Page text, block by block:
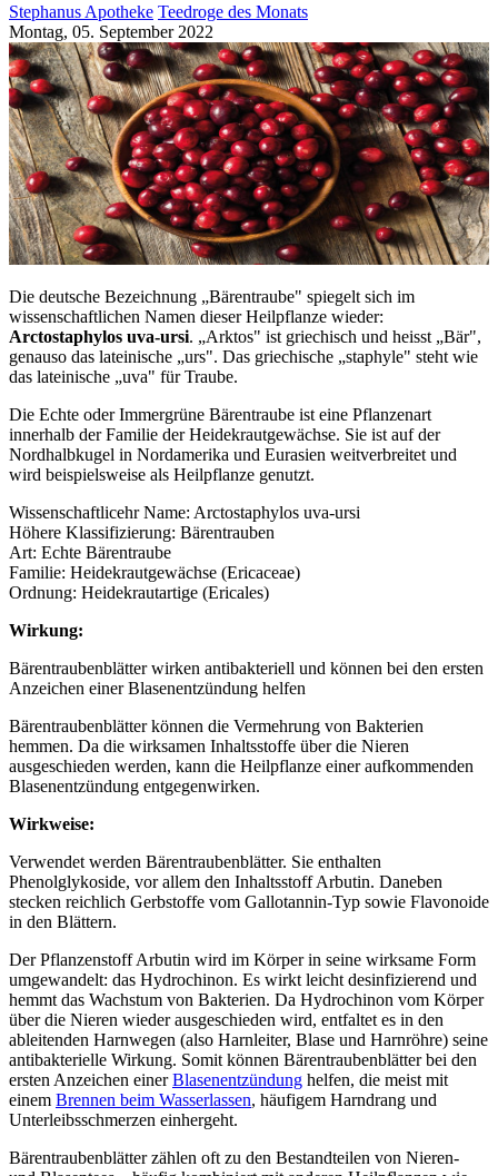
Stephanus Apotheke Teedroge des Monats
Montag, 05. September 2022
Die deutsche Bezeichnung „Bärentraube" spiegelt sich im
wissenschaftlichen Namen dieser Heilpflanze wieder:
Arctostaphylos uva-ursi. „Arktos" ist griechisch und heisst „Bär",
genauso das lateinische „urs". Das griechische „staphyle" steht wie
das lateinische „uva" für Traube.
Die Echte oder Immergrüne Bärentraube ist eine Pflanzenart
innerhalb der Familie der Heidekrautgewächse. Sie ist auf der
Nordhalbkugel in Nordamerika und Eurasien weitverbreitet und
wird beispielsweise als Heilpflanze genutzt.
Wissenschaftlicehr Name: Arctostaphylos uva-ursi
Höhere Klassifizierung: Bärentrauben
Art: Echte Bärentraube
Familie: Heidekrautgewächse (Ericaceae)
Ordnung: Heidekrautartige (Ericales)
Wirkung:
Bärentraubenblätter wirken antibakteriell und können bei den ersten
Anzeichen einer Blasenentzündung helfen
Bärentraubenblätter können die Vermehrung von Bakterien
hemmen. Da die wirksamen Inhaltsstoffe über die Nieren
ausgeschieden werden, kann die Heilpflanze einer aufkommenden
Blasenentzündung entgegenwirken.
Wirkweise:
Verwendet werden Bärentraubenblätter. Sie enthalten
Phenolglykoside, vor allem den Inhaltsstoff Arbutin. Daneben
stecken reichlich Gerbstoffe vom Gallotannin-Typ sowie Flavonoide
in den Blättern.
Der Pflanzenstoff Arbutin wird im Körper in seine wirksame Form
umgewandelt: das Hydrochinon. Es wirkt leicht desinfizierend und
hemmt das Wachstum von Bakterien. Da Hydrochinon vom Körper
über die Nieren wieder ausgeschieden wird, entfaltet es in den
ableitenden Harnwegen (also Harnleiter, Blase und Harnröhre) seine
antibakterielle Wirkung. Somit können Bärentraubenblätter bei den
ersten Anzeichen einerBlasenentzündung helfen, die meist mit
einem Brennen beim Wasserlassen, häufigem Harndrang und
Unterleibsschmerzen einhergeht.
Bärentraubenblätter zählen oft zu den Bestandteilen von Nieren-